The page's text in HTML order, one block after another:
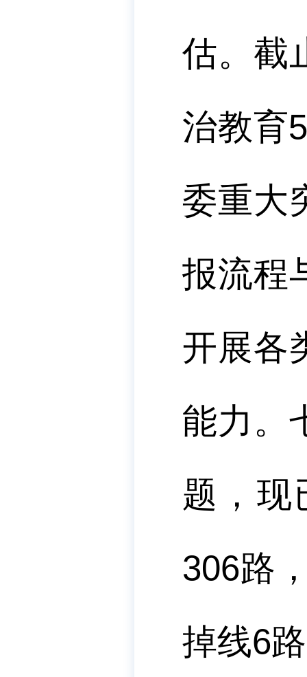
估。截
治教育
委重大
报流程
开展各
能力。
题，现
306路
掉线6